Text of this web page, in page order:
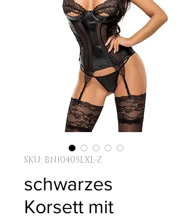
SKU: BN10405LXL-Z
schwarzes
Korsett mit